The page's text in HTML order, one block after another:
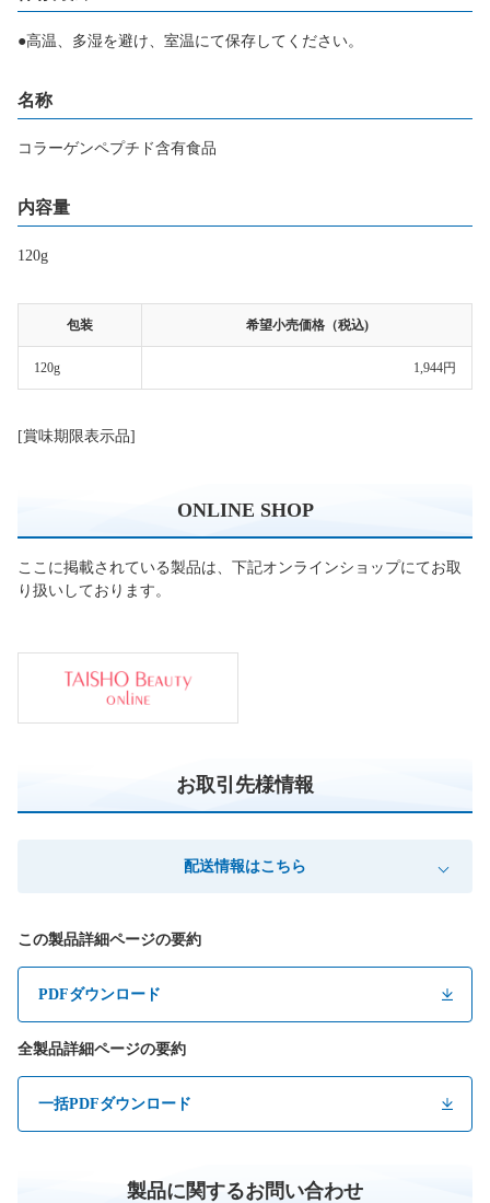
●高温、多湿を避け、室温にて保存してください。
名称
コラーゲンペプチド含有食品
内容量
120g
包装 希望小売価格（税込)
120g 1,944円
[賞味期限表示品]
ONLINE SHOP
ここに掲載されている製品は、下記オンラインショップにてお取
り扱いしております。
お取引先様情報
配送情報はこちら
この製品詳細ページの要約
PDFダウンロード
全製品詳細ページの要約
一括PDFダウンロード
製品に関するお問い合わせ